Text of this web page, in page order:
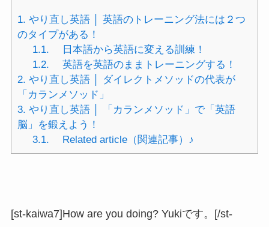
1. やり直し英語 │ 英語のトレーニング法には２つ
のタイプがある！
1.1. 日本語から英語に変える訓練！
1.2. 英語を英語のままトレーニングする！
2. やり直し英語 │ ダイレクトメソッドの代表が
「カランメソッド」
3. やり直し英語 │ 「カランメソッド」で「英語
脳」を鍛えよう！
3.1. Related article（関連記事）♪
[st-kaiwa7]How are you doing? Yukiです。[/st-